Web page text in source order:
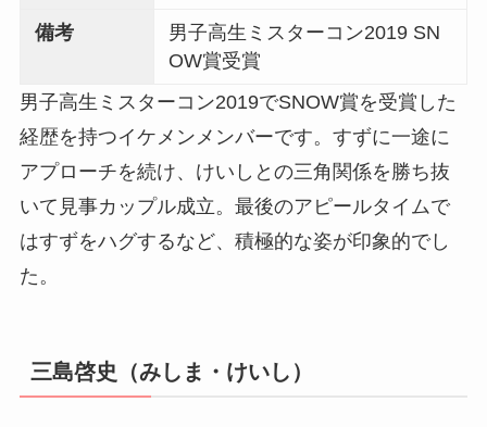
備考
男子高生ミスターコン2019 SN
OW賞受賞
男子高生ミスターコン2019でSNOW賞を受賞した
経歴を持つイケメンメンバーです。すずに一途に
アプローチを続け、けいしとの三角関係を勝ち抜
いて見事カップル成立。最後のアピールタイムで
はすずをハグするなど、積極的な姿が印象的でし
た。
三島啓史（みしま・けいし）